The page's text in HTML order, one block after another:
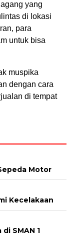
yang
di lokasi
para
untuk bisa
muspika
dengan cara
di tempat
Motor
Kecelakaan
SMAN 1